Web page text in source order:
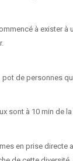
à exister à
de personnes
sont à 10 min de
en prise directe